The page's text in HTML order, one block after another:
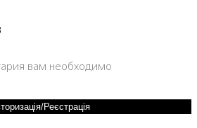
вам необходимо
Реєстрація